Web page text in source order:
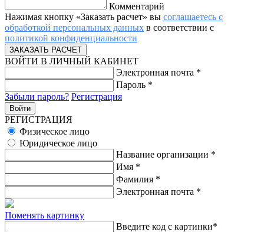
Комментарий
Нажимая кнопку «Заказать расчет» вы соглашаетесь с
обработкой персональных данных в соответствии с
политикой конфиденциальности
ВОЙТИ В ЛИЧНЫЙ КАБИНЕТ
Электронная почта *
Пароль *
Забыли пароль? Регистрация
РЕГИСТРАЦИЯ
Физическое лицо
Юридическое лицо
Название организации *
Имя *
Фамилия *
Электронная почта *
Поменять картинку
Введите код с картинки*